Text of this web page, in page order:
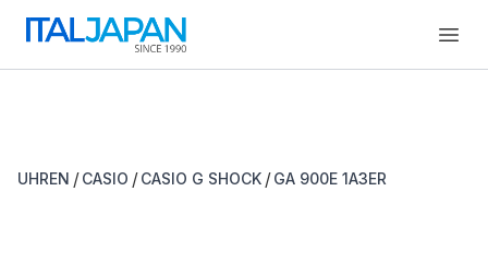
UHREN / CASIO / CASIO G SHOCK / GA 900E 1A3ER